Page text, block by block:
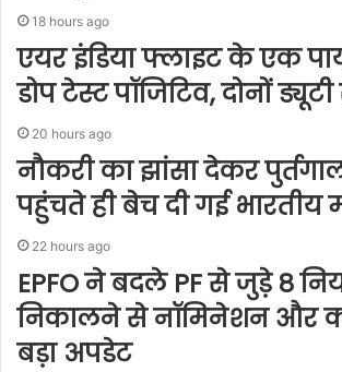
18 hours ago
एयर इंडिया फ्लाइट के एक
डोप टेस्ट पॉजिटिव, दोनों
20 hours ago
नौकरी का झांसा देकर
पहुंचते ही बेच दी गई भारतीय
22 hours ago
EPFO ने बदले PF से जुड़े 8
निकालने से नॉमिनेशन और
बड़ा अपडेट